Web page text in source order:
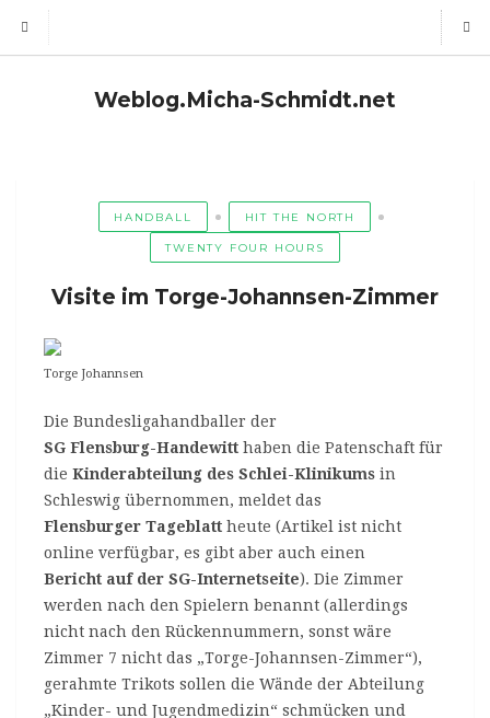
Weblog.Micha-Schmidt.net
HANDBALL HIT THE NORTH
TWENTY FOUR HOURS
Visite im Torge-Johannsen-Zimmer
Torge Johannsen
Die Bundesligahandballer der
SG Flensburg-Handewitt haben die Patenschaft für
die Kinderabteilung des Schlei-Klinikums in
Schleswig übernommen, meldet das
Flensburger Tageblatt heute (Artikel ist nicht
online verfügbar, es gibt aber auch einen
Bericht auf der SG-Internetseite). Die Zimmer
werden nach den Spielern benannt (allerdings
nicht nach den Rückennummern, sonst wäre
Zimmer 7 nicht das „Torge-Johannsen-Zimmer“),
gerahmte Trikots sollen die Wände der Abteilung
„Kinder- und Jugendmedizin“ schmücken und